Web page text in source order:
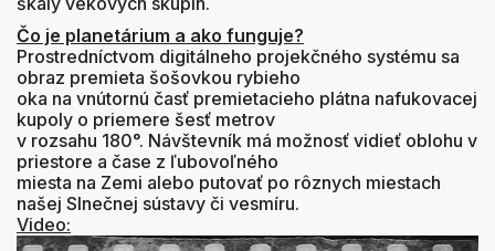
Čo je planetárium a ako funguje?
Prostredníctvom digitálneho projekčného systému sa
obraz premieta šošovkou rybieho
oka na vnútornú časť premietacieho plátna nafukovacej
kupoly o priemere šesť metrov
v rozsahu 180°. Návštevník má možnosť vidieť oblohu v
priestore a čase z ľubovoľného
miesta na Zemi alebo putovať po rôznych miestach
našej Slnečnej sústavy či vesmíru.
Video: